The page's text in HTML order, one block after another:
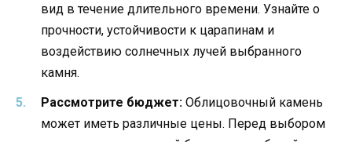
вид в течение длительного времени. Узнайте о
прочности, устойчивости к царапинам и
воздействию солнечных лучей выбранного
камня.
Рассмотрите бюджет: Облицовочный камень
может иметь различные цены. Перед выбором